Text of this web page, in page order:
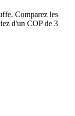
Comparez les
d'un COP de 3